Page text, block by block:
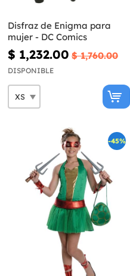
Disfraz de Enigma para
mujer - DC Comics
$ 1,232.00 $ 1,760.00
DISPONIBLE
-45%